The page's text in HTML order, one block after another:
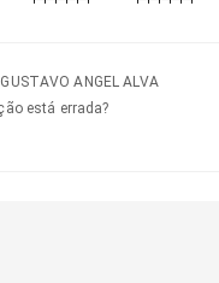
GUSTAVO ANGEL ALVA
está errada?